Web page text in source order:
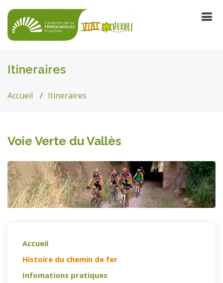
Itineraires
Accueil Itineraires
Voie Verte du Vallès
Accueil
Histoire du chemin de fer
Infomations pratiques